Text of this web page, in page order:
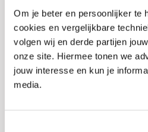
Om je beter en persoonlijker te
cookies en vergelijkbare
volgen wij en derde partijen
onze site. Hiermee tonen we
jouw interesse en kun je
media.
Merk
Difi
Pasvorm
Modern fit, Slim
Geslacht
Dames
Protectie broeken